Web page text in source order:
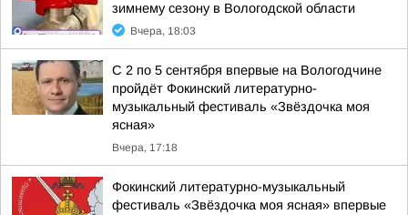
зимнему сезону в Вологодской области
Вчера, 18:03
С 2 по 5 сентября впервые на Вологодчине
пройдёт Фокинский литературно-
музыкальный фестиваль «Звёздочка моя
ясная»
Вчера, 17:18
Фокинский литературно-музыкальный
фестиваль «Звёздочка моя ясная» впервые